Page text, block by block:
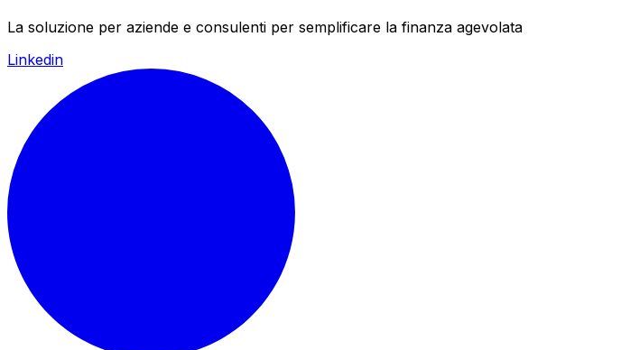
La soluzione per aziende e consulenti per semplificare la finanza agevolata
Linkedin